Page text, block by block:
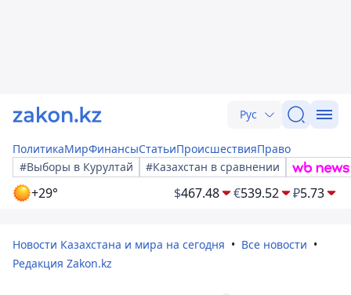
Рус
ПолитикаМирФинансыСтатьиПроисшествияПраво
#Выборы в Курултай
#Казахстан в сравнении
+29° $467.48 €539.52 ₽5.73
Новости Казахстана и мира на сегодня
Все новости
Редакция Zakon.kz